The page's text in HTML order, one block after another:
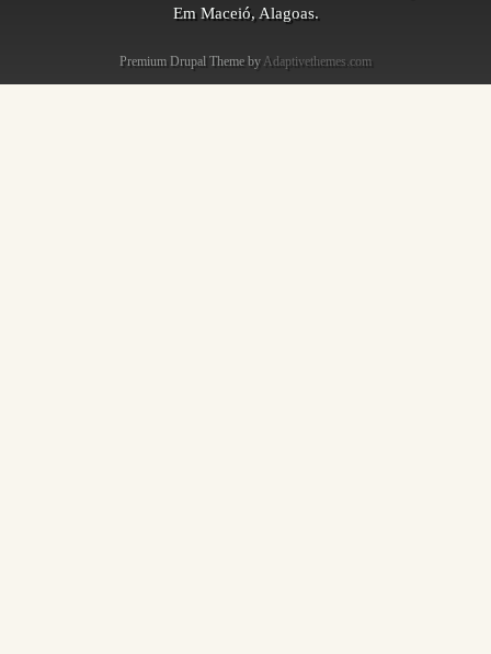
Em Maceió, Alagoas.
Premium Drupal Theme by Adaptivethemes.com